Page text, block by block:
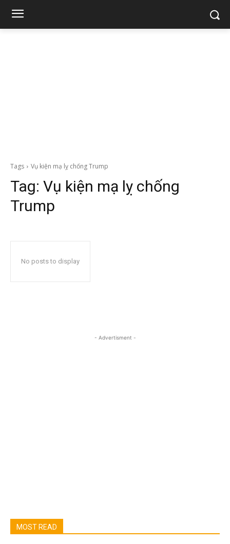
Tags Vụ kiện mạ lỵ chống Trump
Tag: Vụ kiện mạ lỵ chống
Trump
No posts to display
- Advertisment -
MOST READ